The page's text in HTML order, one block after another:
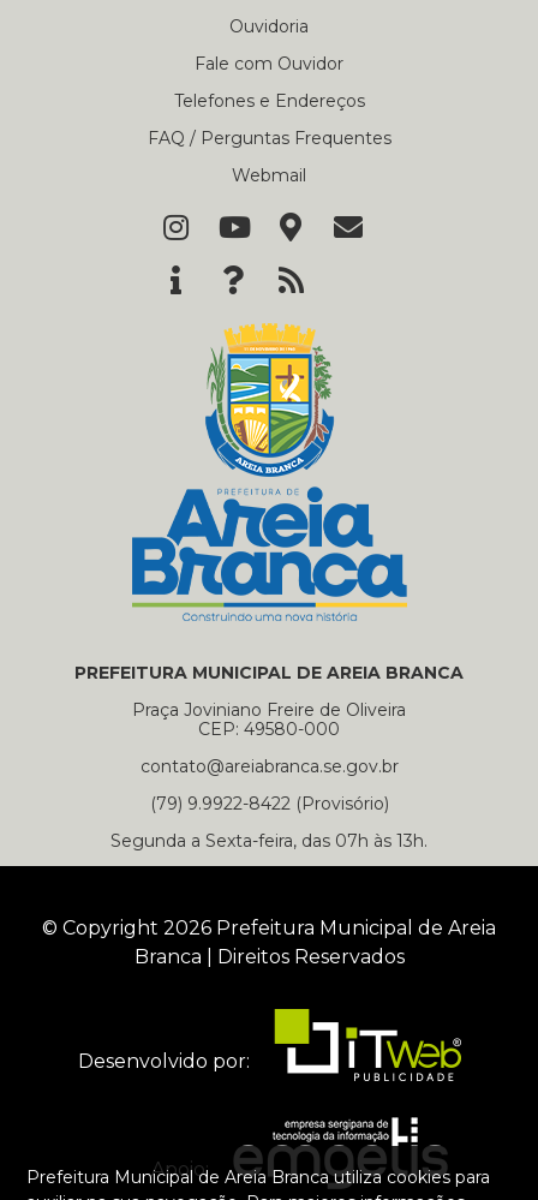
Prefeitura Municipal de Areia Branca utiliza cookies para
Ouvidoria
Fale com Ouvidor
Telefones e Endereços
FAQ / Perguntas Frequentes
Webmail
PREFEITURA MUNICIPAL DE AREIA BRANCA
Praça Joviniano Freire de Oliveira
CEP: 49580-000
contato@areiabranca.se.gov.br
(79) 9.9922-8422 (Provisório)
Segunda a Sexta-feira, das 07h às 13h.
© Copyright 2026 Prefeitura Municipal de Areia
Branca | Direitos Reservados
Desenvolvido por:
Apoio: